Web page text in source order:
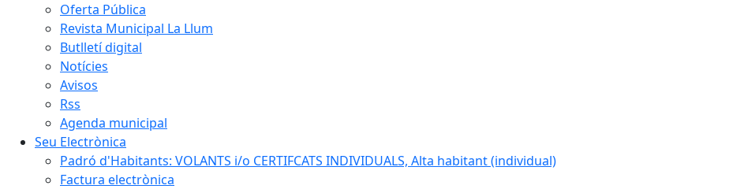
Oferta Pública
Revista Municipal La Llum
Butlletí digital
Notícies
Avisos
Rss
Agenda municipal
Seu Electrònica
Padró d'Habitants: VOLANTS i/o CERTIFCATS INDIVIDUALS, Alta habitant (individual)
Factura electrònica